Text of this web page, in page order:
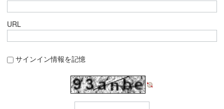
URL
サインイン情報を記憶